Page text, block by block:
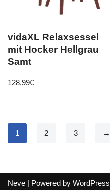
vidaXL Relaxsessel
mit Hocker Hellgrau
Samt
128,99€
1 2 3 →
Neve | Powered by WordPress